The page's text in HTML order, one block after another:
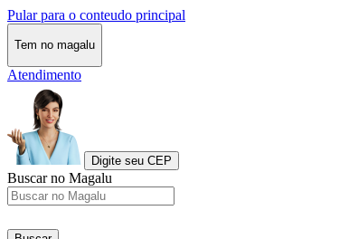
Pular para o conteudo principal
Tem no magalu
Atendimento
Digite seu CEP
Buscar no Magalu